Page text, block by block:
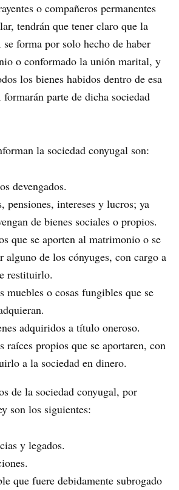
o compañeros permanentes
tendrán que tener claro que la
forma por solo hecho de haber
o conformado la unión marital, y
los bienes habidos dentro de esa
parte de dicha sociedad
la sociedad conyugal son:
devengados.
pensiones, intereses y lucros; ya
de bienes sociales o propios.
que se aporten al matrimonio o se
alguno de los cónyuges, con cargo a
restituirlo.
muebles o cosas fungibles que se
adquiridos a título oneroso.
raíces propios que se aportaren, con
a la sociedad en dinero.
de la sociedad conyugal, por
son los siguientes:
y legados.
que fuere debidamente subrogado